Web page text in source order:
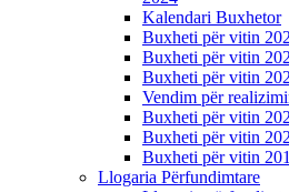
Kalendari Buxhetor
Buxheti për vitin
Buxheti për vitin
Buxheti për vitin
Vendim për
Buxheti për vitin
Buxheti për vitin
Buxheti për vitin
Llogaria Përfundimtare